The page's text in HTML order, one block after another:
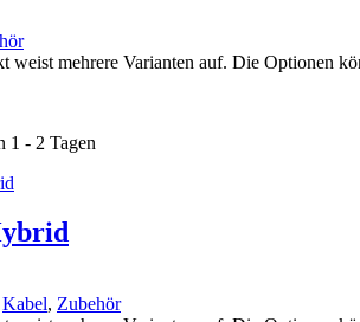
weist mehrere Varianten auf. Die Optionen
1 - 2 Tagen
Kabel, Zubehör